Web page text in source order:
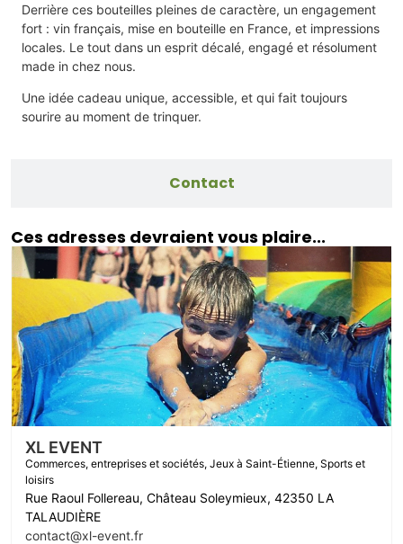
Contact
Derrière ces bouteilles pleines de caractère, un engagement
fort : vin français, mise en bouteille en France, et impressions
locales. Le tout dans un esprit décalé, engagé et résolument
made in chez nous.
Une idée cadeau unique, accessible, et qui fait toujours
sourire au moment de trinquer.
Ces adresses devraient vous plaire...
XL EVENT
Commerces, entreprises et sociétés, Jeux à Saint-Étienne, Sports et
loisirs
Rue Raoul Follereau, Château Soleymieux, 42350 LA
TALAUDIÈRE
contact@xl-event.fr